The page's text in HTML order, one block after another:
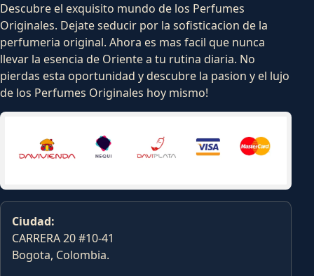
Descubre el exquisito mundo de los Perfumes
Originales. Dejate seducir por la sofisticacion de la
perfumeria original. Ahora es mas facil que nunca
llevar la esencia de Oriente a tu rutina diaria. No
pierdas esta oportunidad y descubre la pasion y el lujo
de los Perfumes Originales hoy mismo!
Ciudad:
CARRERA 20 #10-41
Bogota, Colombia.